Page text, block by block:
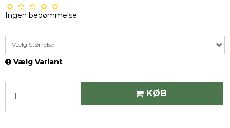
Ingen bedømmelse
Vælg Størrelse
Vælg Variant
KØB